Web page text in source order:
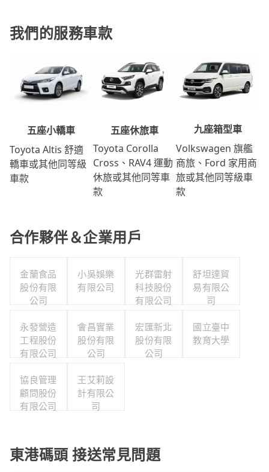
我們的服務車款
五座小轎車
Toyota Altis 舒適
轎車或其他同等級
車款
五座休旅車
Toyota Corolla
Cross、RAV4 運動
休旅或其他同等車
款
九座箱型車
Volkswagen 旗艦
商旅、Ford 家用商
旅或其他同等級車
款
合作夥伴＆企業用戶
金蘭食品
股份有限
公司
小吳娛樂
有限公司
光群雷射
科技股份
有限公司
舒坦達貿
易有限公
司
永發營造
工程股份
有限公司
會昌實業
股份有限
公司
宏匯新北
股份有限
公司
國立臺中
教育大學
協良管理
顧問股份
有限公司
王艾莉設
計有限公
司
東港碼頭 接送常見問題